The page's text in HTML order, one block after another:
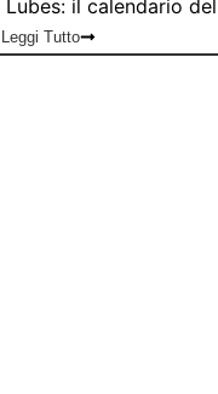
Lubes: il calendario
Leggi Tutto